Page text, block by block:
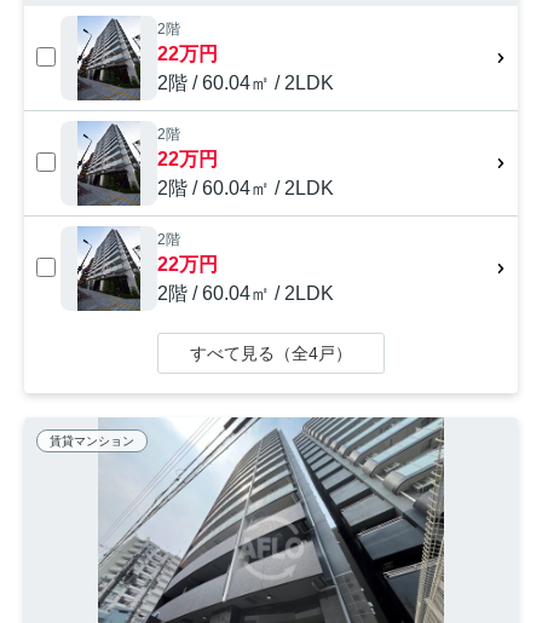
2階
22万円
2階 / 60.04㎡ / 2LDK
2階
22万円
2階 / 60.04㎡ / 2LDK
2階
22万円
2階 / 60.04㎡ / 2LDK
すべて見る（全4戸）
賃貸マンション